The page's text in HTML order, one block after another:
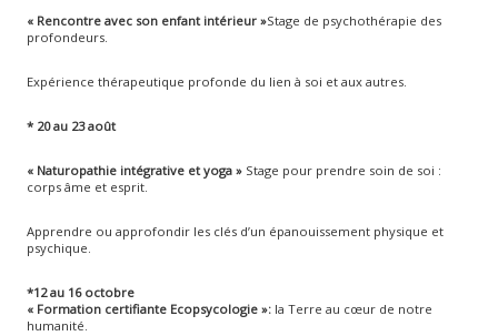
« Rencontre avec son enfant intérieur »Stage de psychothérapie des
profondeurs.
Expérience thérapeutique profonde du lien à soi et aux autres.
* 20 au 23 août
« Naturopathie intégrative et yoga » Stage pour prendre soin de soi :
corps âme et esprit.
Apprendre ou approfondir les clés d’un épanouissement physique et
psychique.
*12 au 16 octobre
« Formation certifiante Ecopsycologie »: la Terre au cœur de notre
humanité.